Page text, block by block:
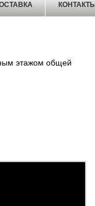
КОНТАКТЫ
этажом общей